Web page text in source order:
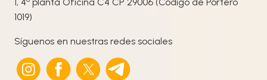
1, 4 planta Oficina C4 CP 29006 (Código de Portero
1019)
Síguenos en nuestras redes sociales